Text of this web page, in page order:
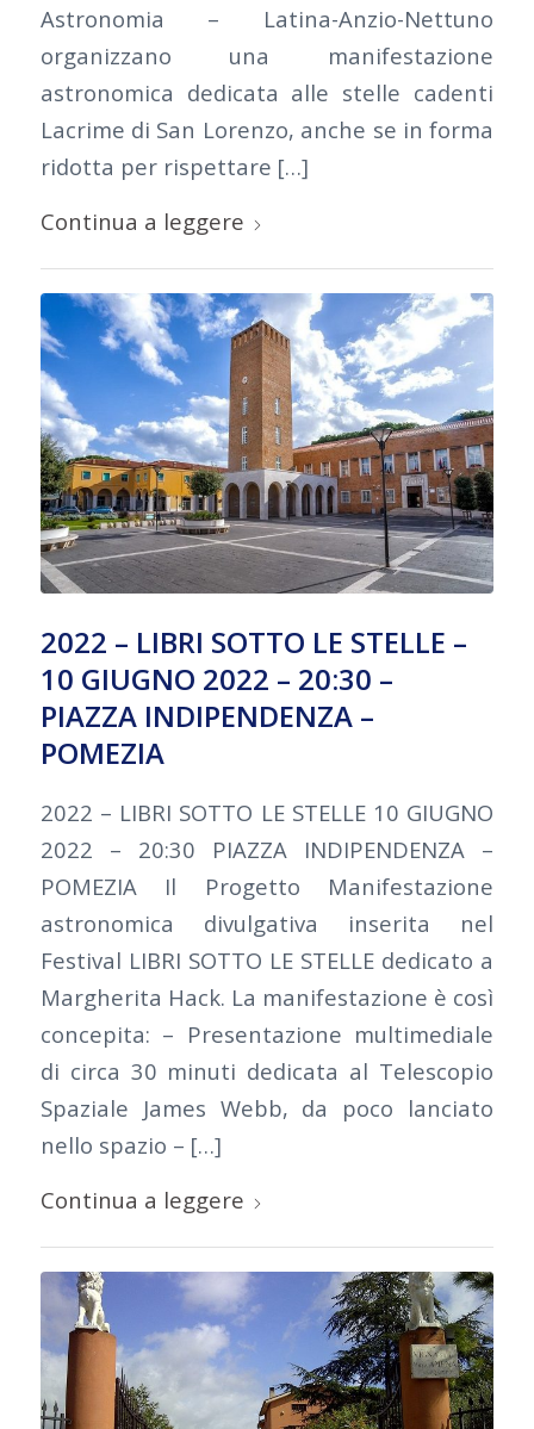
Astronomia – Latina-Anzio-Nettuno
organizzano una manifestazione
astronomica dedicata alle stelle cadenti
Lacrime di San Lorenzo, anche se in forma
ridotta per rispettare […]
Continua a leggere
2022 – LIBRI SOTTO LE STELLE –
10 GIUGNO 2022 – 20:30 –
PIAZZA INDIPENDENZA –
POMEZIA
2022 – LIBRI SOTTO LE STELLE 10 GIUGNO
2022 – 20:30 PIAZZA INDIPENDENZA –
POMEZIA Il Progetto Manifestazione
astronomica divulgativa inserita nel
Festival LIBRI SOTTO LE STELLE dedicato a
Margherita Hack. La manifestazione è così
concepita: – Presentazione multimediale
di circa 30 minuti dedicata al Telescopio
Spaziale James Webb, da poco lanciato
nello spazio – […]
Continua a leggere